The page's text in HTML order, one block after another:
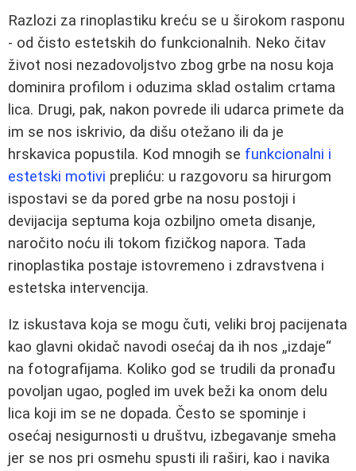
Razlozi za rinoplastiku kreću se u širokom rasponu
- od čisto estetskih do funkcionalnih. Neko čitav
život nosi nezadovoljstvo zbog grbe na nosu koja
dominira profilom i oduzima sklad ostalim crtama
lica. Drugi, pak, nakon povrede ili udarca primete da
im se nos iskrivio, da dišu otežano ili da je
hrskavica popustila. Kod mnogih se funkcionalni i
estetski motivi prepliću: u razgovoru sa hirurgom
ispostavi se da pored grbe na nosu postoji i
devijacija septuma koja ozbiljno ometa disanje,
naročito noću ili tokom fizičkog napora. Tada
rinoplastika postaje istovremeno i zdravstvena i
estetska intervencija.
Iz iskustava koja se mogu čuti, veliki broj pacijenata
kao glavni okidač navodi osećaj da ih nos „izdaje“
na fotografijama. Koliko god se trudili da pronađu
povoljan ugao, pogled im uvek beži ka onom delu
lica koji im se ne dopada. Često se spominje i
osećaj nesigurnosti u društvu, izbegavanje smeha
jer se nos pri osmehu spusti ili raširi, kao i navika